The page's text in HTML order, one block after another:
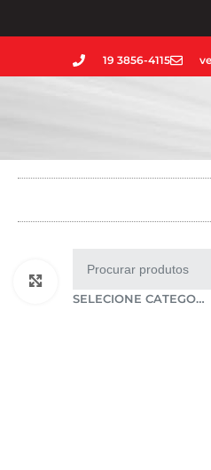
19 3856-4115
SELECIONE CATEGORIA